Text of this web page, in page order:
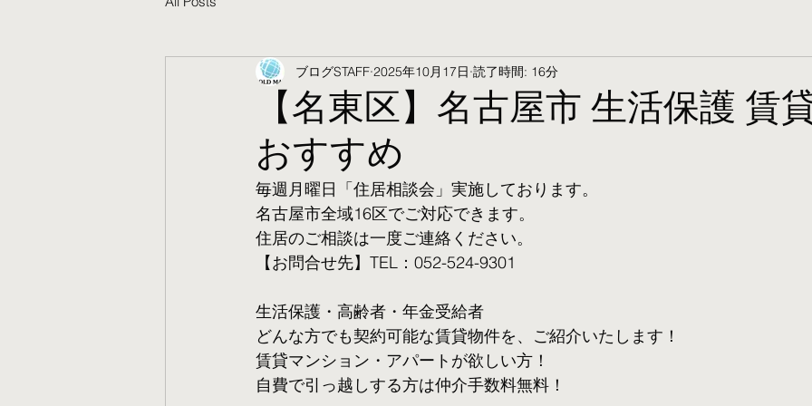
【名東区】名古屋市 生活保護 賃
おすすめ
ブログSTAFF 2025年10月17日 読了時間: 16分
毎週月曜日「住居相談会」実施しております。
名古屋市全域16区でご対応できます。
住居のご相談は一度ご連絡ください。
【お問合せ先】TEL：052-524-9301
生活保護・高齢者・年金受給者
​どんな方でも契約可能な賃貸物件を、ご紹介いたします！
賃貸マンション・アパートが欲しい方！
自費で引っ越しする方は仲介手数料無料！